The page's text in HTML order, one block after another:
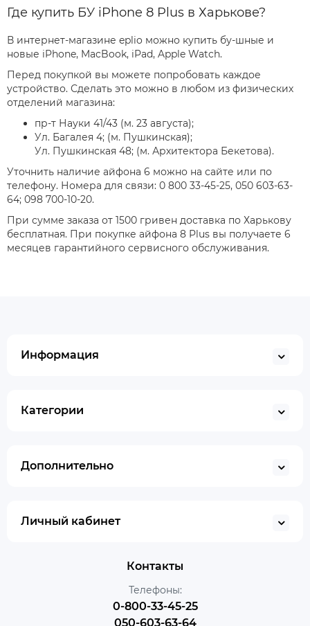
Где купить БУ iPhone 8 Plus в Харькове?
В интернет-магазине eplio можно купить бу-шные и
новые iPhone, MacBook, iPad, Apple Watch.
Перед покупкой вы можете попробовать каждое
устройство. Сделать это можно в любом из физических
отделений магазина:
пр-т Науки 41/43 (м. 23 августа);
Ул. Багалея 4; (м. Пушкинская);
Ул. Пушкинская 48; (м. Архитектора Бекетова).
Уточнить наличие айфона 6 можно на сайте или по
телефону. Номера для связи: 0 800 33-45-25, 050 603-63-
64; 098 700-10-20.
При сумме заказа от 1500 гривен доставка по Харькову
бесплатная. При покупке айфона 8 Plus вы получаете 6
месяцев гарантийного сервисного обслуживания.
Информация
Категории
Дополнительно
Личный кабинет
Контакты
Телефоны:
0-800-33-45-25
050-603-63-64